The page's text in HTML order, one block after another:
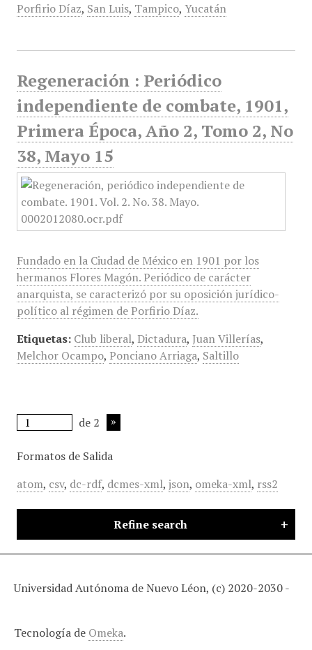
Porfirio Díaz, San Luis, Tampico, Yucatán
Regeneración : Periódico
independiente de combate, 1901,
Primera Época, Año 2, Tomo 2, No
38, Mayo 15
Fundado en la Ciudad de México en 1901 por los
hermanos Flores Magón. Periódico de carácter
anarquista, se caracterizó por su oposición jurídico-
político al régimen de Porfirio Díaz.
Etiquetas: Club liberal, Dictadura, Juan Villerías,
Melchor Ocampo, Ponciano Arriaga, Saltillo
de 2
Formatos de Salida
atom, csv, dc-rdf, dcmes-xml, json, omeka-xml, rss2
Refine search
Universidad Autónoma de Nuevo Léon, (c) 2020-2030 -
Tecnología de Omeka.